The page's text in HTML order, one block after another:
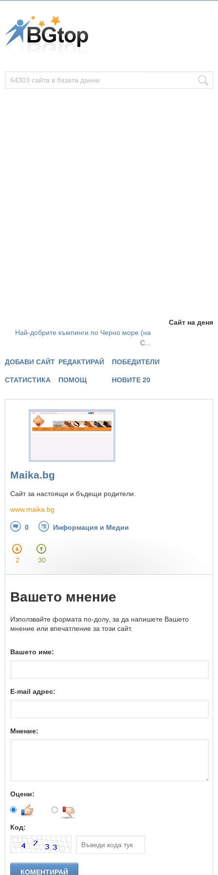
Сайт на деня
Най-добрите къмпинги по Черно море (на
С...
ДОБАВИ САЙТ РЕДАКТИРАЙ ПОБЕДИТЕЛИ
СТАТИСТИКА ПОМОЩ НОВИТЕ 20
Maika.bg
Сайт за настоящи и бъдещи родители.
www.maika.bg
0 Информация и Медии
2 30
Вашето мнение
Използвайте формата по-долу, за да напишете Вашето
мнение или впечатление за този сайт.
Вашето име:
E-mail адрес:
Мнение:
Оцени:
Код: